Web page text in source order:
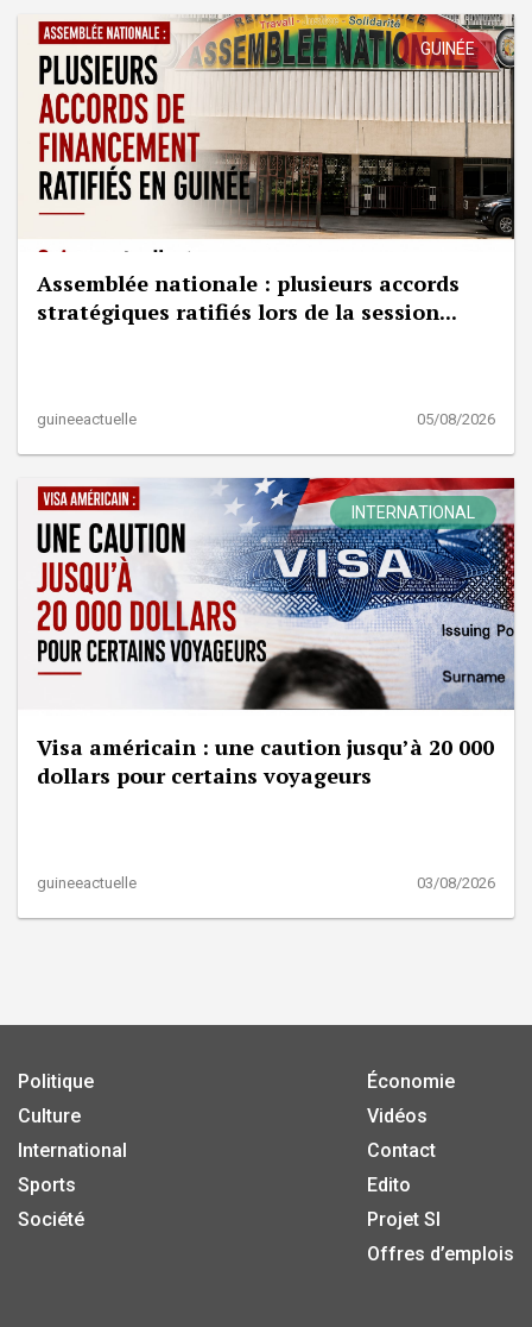
GUINÉE
Assemblée nationale : plusieurs accords
stratégiques ratifiés lors de la session...
guineeactuelle 05/08/2026
INTERNATIONAL
Visa américain : une caution jusqu’à 20 000
dollars pour certains voyageurs
guineeactuelle 03/08/2026
Politique
Culture
International
Sports
Société
Économie
Vidéos
Contact
Edito
Projet SI
Offres d’emplois